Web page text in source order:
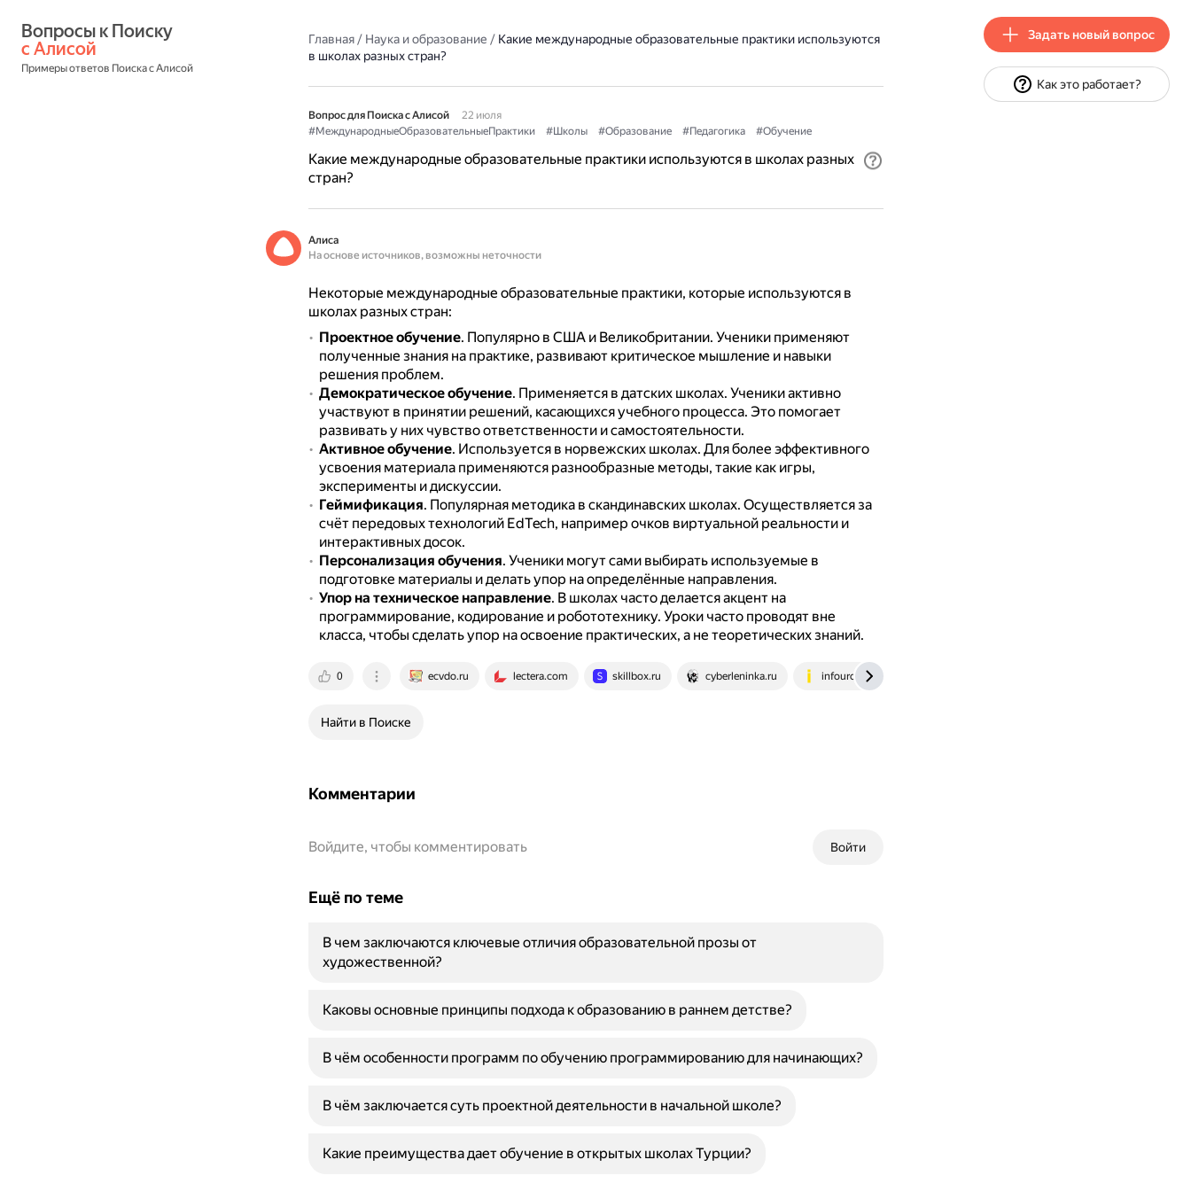
с Алисой
Примеры ответов Поиска с Алисой
Главная/ Наука и образование / Какие международные образовательные практики используются
в школах разных стран?
Вопрос для Поиска с Алисой
22 июля
#МеждународныеОбразовательныеПрактики
#Школы #Образование #Педагогика #Обучение
Какие международные образовательные практики используются в школах разных
стран?
Алиса
На основе источников, возможны неточности
Некоторые международные образовательные практики, которые используются в
школах разных стран:
Проектное обучение. Популярно в США и Великобритании. Ученики применяют
полученные знания на практике, развивают критическое мышление и навыки
решения проблем.
Демократическое обучение. Применяется в датских школах. Ученики активно
участвуют в принятии решений, касающихся учебного процесса. Это помогает
развивать у них чувство ответственности и самостоятельности.
Активное обучение. Используется в норвежских школах. Для более эффективного
усвоения материала применяются разнообразные методы, такие как игры,
эксперименты и дискуссии.
Геймификация. Популярная методика в скандинавских школах. Осуществляется за
счёт передовых технологий EdTech, например очков виртуальной реальности и
интерактивных досок.
Персонализация обучения. Ученики могут сами выбирать используемые в
подготовке материалы и делать упор на определённые направления.
Упор на техническое направление. В школах часто делается акцент на
программирование, кодирование и робототехнику. Уроки часто проводят вне
класса, чтобы сделать упор на освоение практических, а не теоретических знаний.
0 ecvdo.ru lectera.com skillbox.ru cyberleninka.ru infourok.ru
Найти в Поиске
Комментарии
Войти
Войдите, чтобы комментировать
Ещё по теме
В чем заключаются ключевые отличия образовательной прозы от
художественной?
Каковы основные принципы подхода к образованию в раннем детстве?
В чём особенности программ по обучению программированию для начинающих?
В чём заключается суть проектной деятельности в начальной школе?
Какие преимущества дает обучение в открытых школах Турции?
Задать новый вопрос
Как это работает?